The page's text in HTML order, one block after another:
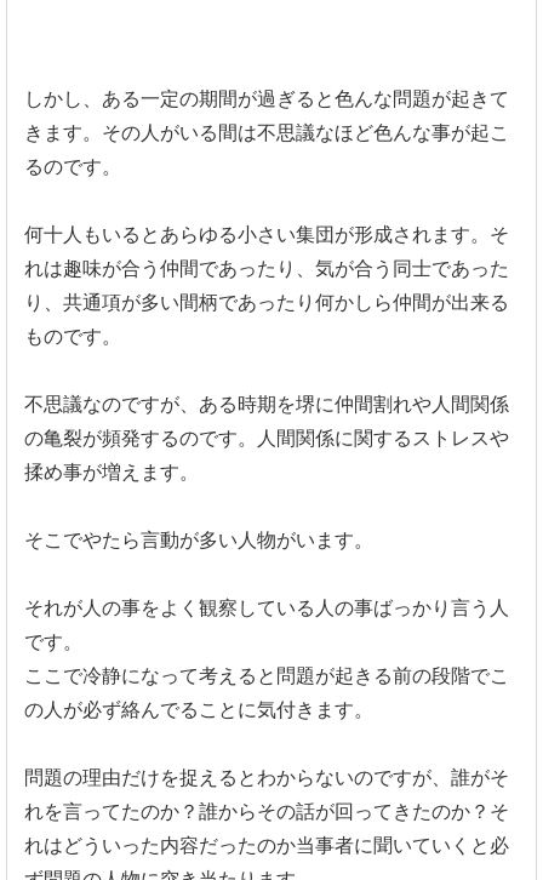
しかし、ある一定の期間が過ぎると色んな問題が起きて
きます。 その人がいる間は不思議なほど色んな事が起こ
るのです。
何十人もいるとあらゆる小さい集団が形成されます。 そ
れは趣味が合う仲間であったり、気が合う同士であった
り、 共通項が多い間柄であったり何かしら仲間が出来る
ものです。
不思議なのですが、 ある時期を堺に仲間割れや人間関係
の亀裂が頻発するのです。
人間関係に関するストレスや
揉め事が増えます。
そこでやたら言動が多い人物がいます。
それが人の事をよく観察している人の事ばっかり言う人
です。
ここで冷静になって考えると問題が起きる前の段階でこ
の人が必ず絡んでることに気付きます。
問題の理由だけを捉えるとわからないのですが、 誰がそ
れを言ってたのか？誰からその話が回ってきたのか？ そ
れはどういった内容だったのか当事者に聞いていくと必